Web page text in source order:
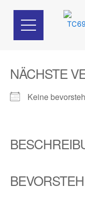
springen
NÄCHSTE
Keine